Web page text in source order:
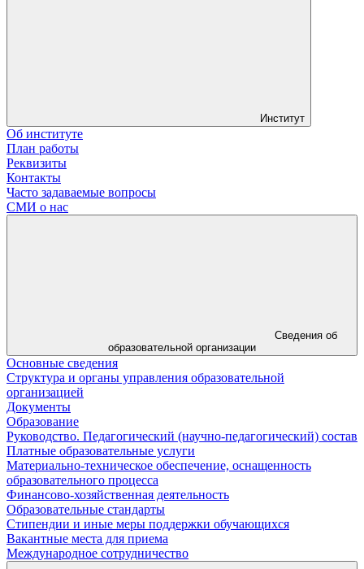
Институт
Об институте
План работы
Реквизиты
Контакты
Часто задаваемые вопросы
СМИ о нас
Сведения об
образовательной организации
Основные сведения
Структура и органы управления образовательной
организацией
Документы
Образование
Руководство. Педагогический (научно-педагогический) состав
Платные образовательные услуги
Материально-техническое обеспечение, оснащенность
образовательного процесса
Финансово-хозяйственная деятельность
Образовательные стандарты
Стипендии и иные меры поддержки обучающихся
Вакантные места для приема
Международное сотрудничество